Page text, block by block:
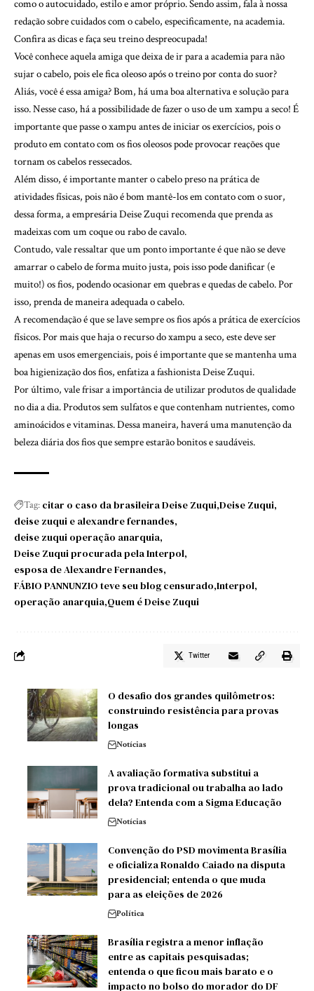
como o autocuidado, estilo e amor próprio. Sendo assim, fala à nossa
redação sobre cuidados com o cabelo, especificamente, na academia.
Confira as dicas e faça seu treino despreocupada!
Você conhece aquela amiga que deixa de ir para a academia para não
sujar o cabelo, pois ele fica oleoso após o treino por conta do suor?
Aliás, você é essa amiga? Bom, há uma boa alternativa e solução para
isso. Nesse caso, há a possibilidade de fazer o uso de um xampu a seco! É
importante que passe o xampu antes de iniciar os exercícios, pois o
produto em contato com os fios oleosos pode provocar reações que
tornam os cabelos ressecados.
Além disso, é importante manter o cabelo preso na prática de
atividades físicas, pois não é bom mantê-los em contato com o suor,
dessa forma, a empresária Deise Zuqui recomenda que prenda as
madeixas com um coque ou rabo de cavalo.
Contudo, vale ressaltar que um ponto importante é que não se deve
amarrar o cabelo de forma muito justa, pois isso pode danificar (e
muito!) os fios, podendo ocasionar em quebras e quedas de cabelo. Por
isso, prenda de maneira adequada o cabelo.
A recomendação é que se lave sempre os fios após a prática de exercícios
físicos. Por mais que haja o recurso do xampu a seco, este deve ser
apenas em usos emergenciais, pois é importante que se mantenha uma
boa higienização dos fios, enfatiza a fashionista Deise Zuqui.
Por último, vale frisar a importância de utilizar produtos de qualidade
no dia a dia. Produtos sem sulfatos e que contenham nutrientes, como
aminoácidos e vitaminas. Dessa maneira, haverá uma manutenção da
beleza diária dos fios que sempre estarão bonitos e saudáveis.
Tag: citar o caso da brasileira Deise Zuqui Deise Zuqui
deise zuqui e alexandre fernandes
deise zuqui operação anarquia
Deise Zuqui procurada pela Interpol
esposa de Alexandre Fernandes
FÁBIO PANNUNZIO teve seu blog censurado Interpol
operação anarquia Quem é Deise Zuqui
Twitter
O desafio dos grandes quilômetros:
construindo resistência para provas
longas
Notícias
A avaliação formativa substitui a
prova tradicional ou trabalha ao lado
dela? Entenda com a Sigma Educação
Notícias
Convenção do PSD movimenta Brasília
e oficializa Ronaldo Caiado na disputa
presidencial; entenda o que muda
para as eleições de 2026
Política
Brasília registra a menor inflação
entre as capitais pesquisadas;
entenda o que ficou mais barato e o
impacto no bolso do morador do DF